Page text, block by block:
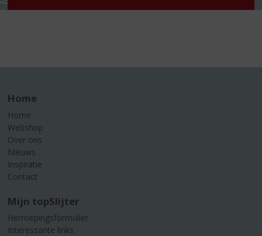
Home
Home
Webshop
Over ons
Nieuws
Inspiratie
Contact
Mijn topSlijter
Herroepingsformulier
Interessante links